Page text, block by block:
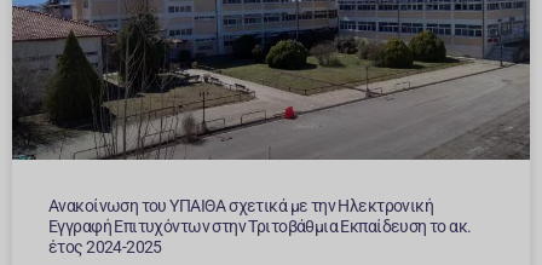
Ανακοίνωση του ΥΠΑΙΘΑ σχετικά με την Ηλεκτρονική
Εγγραφή Επιτυχόντων στην Τριτοβάθμια Εκπαίδευση το ακ.
έτος 2024-2025